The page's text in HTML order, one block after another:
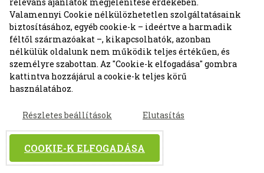
releváns ajánlatok megjelenítése érdekében.
Valamennyi Cookie nélkülözhetetlen szolgáltatásaink
biztosításához, egyéb cookie-k – ideértve a harmadik
féltől származóakat –, kikapcsolhatók, azonban
nélkülük oldalunk nem működik teljes értékűen, és
személyre szabottan. Az "Cookie-k elfogadása" gombra
kattintva hozzájárul a cookie-k teljes körű
használatához.
Részletes beállítások Elutasítás
COOKIE-K ELFOGADÁSA